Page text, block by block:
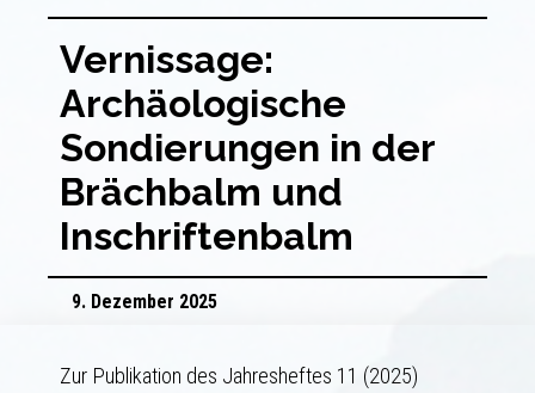
Vernissage:
Archäologische
Sondierungen in der
Brächbalm und
Inschriftenbalm
9. Dezember 2025
Zur Publikation des Jahresheftes 11 (2025)